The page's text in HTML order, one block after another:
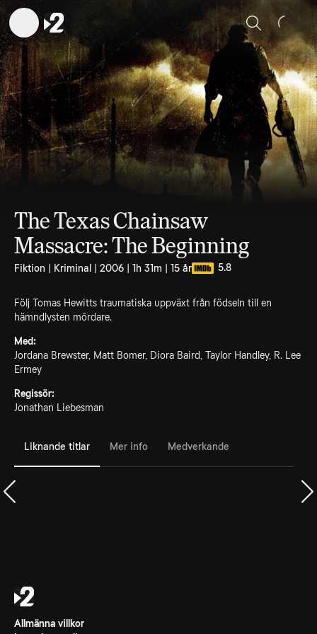
Sök
The Texas Chainsaw
Massacre: The Beginning
Fiktion | Kriminal | 2006 | 1h 31m | 15 år 5.8
Följ Tomas Hewitts traumatiska uppväxt från födseln till en
hämndlysten mördare.
Med:
Jordana Brewster, Matt Bomer, Diora Baird, Taylor Handley, R. Lee
Ermey
Regissör:
Jonathan Liebesman
Liknande titlar Mer info Medverkande
Allmänna villkor